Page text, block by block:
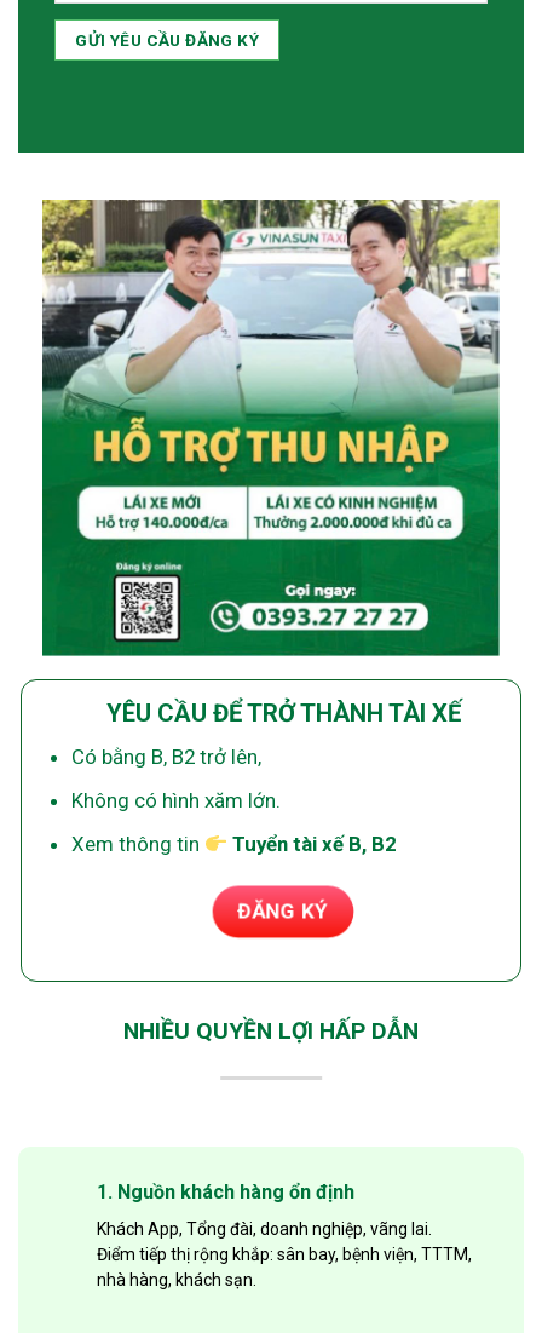
YÊU CẦU ĐỂ TRỞ THÀNH TÀI XẾ
Có bằng B, B2 trở lên,
Không có hình xăm lớn.
Xem thông tin
Tuyển tài xế B, B2
ĐĂNG KÝ
NHIỀU QUYỀN LỢI HẤP DẪN
1. Nguồn khách hàng ổn định
Khách App, Tổng đài, doanh nghiệp, vãng lai.
Điểm tiếp thị rộng khắp: sân bay, bệnh viện, TTTM,
nhà hàng, khách sạn.